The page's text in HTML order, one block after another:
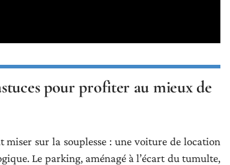
pour profiter au mieux de
sur la souplesse : une voiture de location
Le parking, aménagé à l’écart du tumulte,